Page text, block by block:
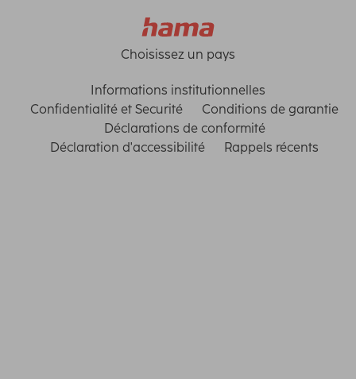
Choisissez un pays
Informations institutionnelles
Confidentialité et Securité
Conditions de garantie
Déclarations de conformité
Déclaration d'accessibilité
Rappels récents